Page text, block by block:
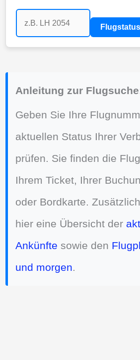
Anleitung zur
Geben Sie Ihre
aktuellen Status Ihrer
prüfen. Sie finden die
Ihrem Ticket, Ihrer
oder Bordkarte.
hier eine Übersicht der
Ankünfte sowie den
und morgen.